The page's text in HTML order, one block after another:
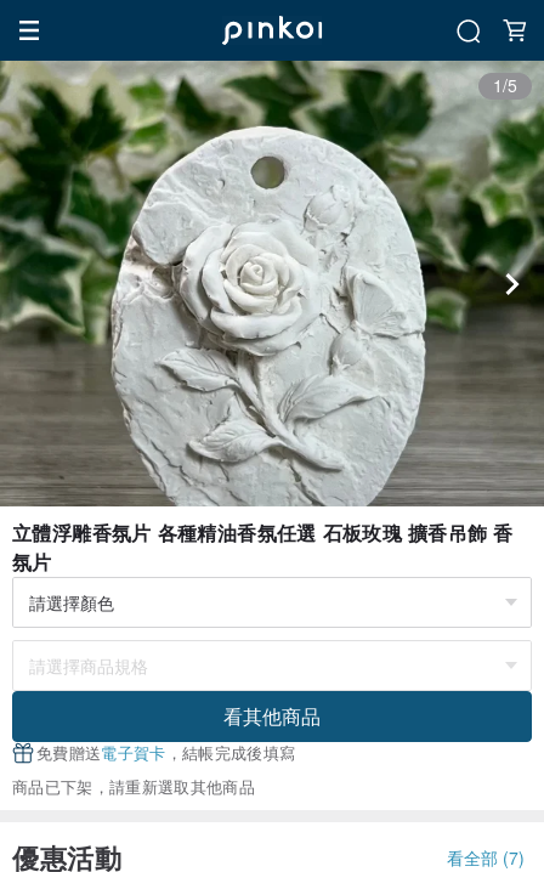
1/5
立體浮雕香氛片 各種精油香氛任選 石板玫瑰 擴香吊飾 香
氛片
看其他商品
免費贈送電子賀卡 ，結帳完成後填寫
商品已下架，請重新選取其他商品
優惠活動 看全部 (7)